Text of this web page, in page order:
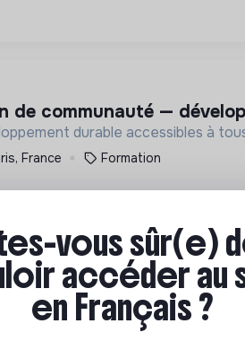
de communauté —
durable accessibles à
France Formation
et aux activités h/f
numérique des plus isolés, qui
vous sûr(e)
accéder au
en Français ?